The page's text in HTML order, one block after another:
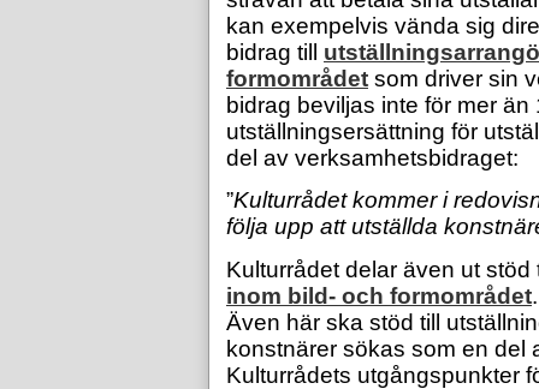
kan exempelvis vända sig
bidrag till
formområdet som driver sin
bidrag beviljas inte för mer
utställningsersättning för
del av verksamhetsbidraget:
”Kulturrådet kommer i
följa upp att utställda
Kulturrådet delar även ut
inom bild- och formområdet.
Även här ska stöd till
konstnärer sökas som en del
Kulturrådets utgångspunkter